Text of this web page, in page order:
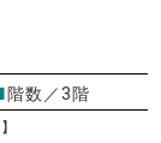
階数／3階